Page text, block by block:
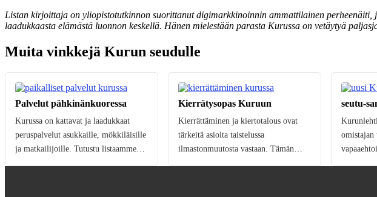
Listan kirjoittaja on yliopistotutkinnon suorittanut digimarkkinoinnin ammattilainen
laadukkaasta elämästä luonnon keskellä. Hänen mielestään parasta Kurussa on vetäytyä
Muita vinkkejä Kurun seudulle
Palvelut pähkinänkuoressa
Kurussa on kattavat ja laadukkaat
peruspalvelut asukkaille, mökkiläisille
ja matkailijoille. Tutustu listaamme!
Kierrätysopas Kuruun
Kierrättäminen ja kiertotalous ovat
tärkeitä asioita taistelussa
ilmastonmuutosta vastaan. Tämän
seutu-
omistajan